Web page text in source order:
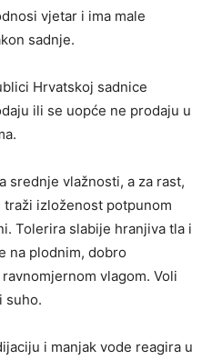
vjetar i ima male
sadnje.
Hrvatskoj sadnice
ili se uopće ne prodaju u
srednje vlažnosti, a za rast,
izloženost potpunom
Tolerira slabije hranjiva tla i
na plodnim, dobro
vlagom. Voli
suho.
i manjak vode reagira u